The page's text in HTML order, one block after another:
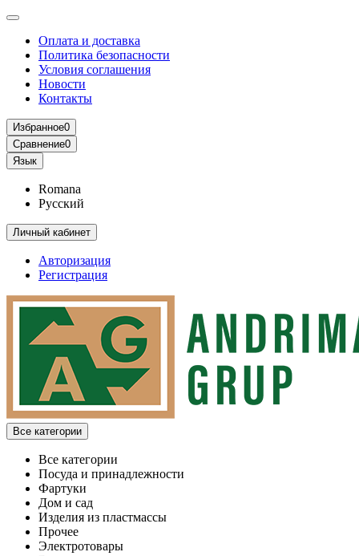
Оплата и доставка
Политика безопасности
Условия соглашения
Новости
Контакты
Избранное0
Сравнение0
Язык
Romana
Русский
Личный кабинет
Авторизация
Регистрация
Все категории
Все категории
Посуда и принадлежности
Фартуки
Дом и сад
Изделия из пластмассы
Прочее
Электротовары